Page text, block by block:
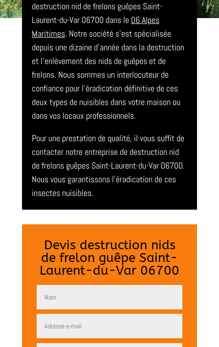
destruction nid de frelons guêpes Saint-
Laurent-du-Var 06700 dans le 06 Alpes
Maritimes. Notre société s’est spécialisée
depuis une dizaine d’année dans la destruction
et l’enlèvement des nids de guêpes et de
frelons. Nous sommes un interlocuteur de
confiance pour l’éradication définitive de ces
deux types de nuisibles dans votre maison ou
dans vos locaux professionnels.
Pour une prestation de qualité, il vous suffit de
contacter notre entreprise de destruction nid
de frelons guêpes Saint-Laurent-du-Var 06700.
Nous vous garantissons l’éradication de ces
insectes nuisibles.
Devis destruction nids
de frelon guêpe Saint-
Laurent-du-Var 06700